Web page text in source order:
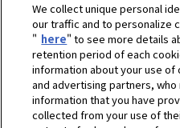
We collect unique personal
our traffic and to personalize
" here" to see more details
retention period of each
information about your use
and advertising partners,
information that you have
collected from your use of